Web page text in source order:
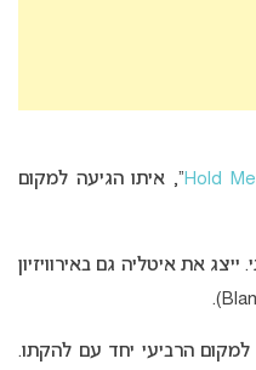
Hold“, איתו הגיעה למקום
את איטליה גם באירוויזיון
למקום הרביעי יחד עם להקתו.